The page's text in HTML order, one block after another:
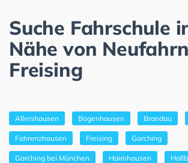
Suche Fahrschule
Nähe von
Freising
Allershausen Bogenhausen Brandau
Fahrenzhausen Freising Garching
Garching bei München Haimhausen